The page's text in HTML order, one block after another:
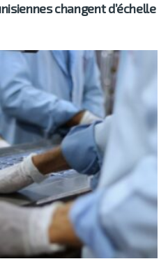
changent d’échelle